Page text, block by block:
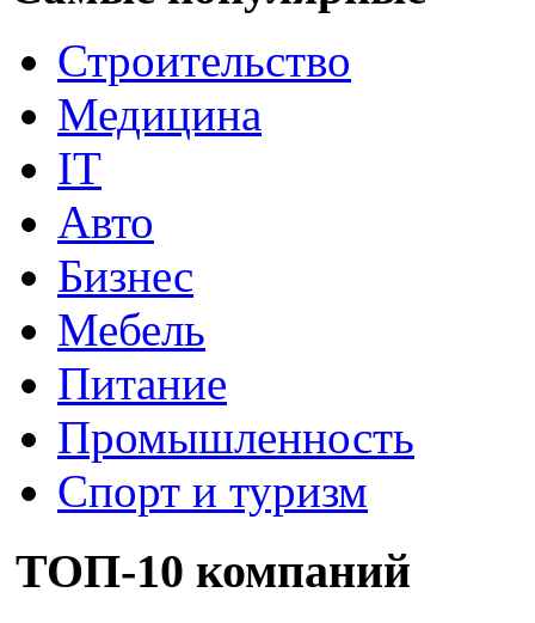
Строительство
Медицина
IT
Авто
Бизнес
Мебель
Питание
Промышленность
Спорт и туризм
ТОП-10 компаний